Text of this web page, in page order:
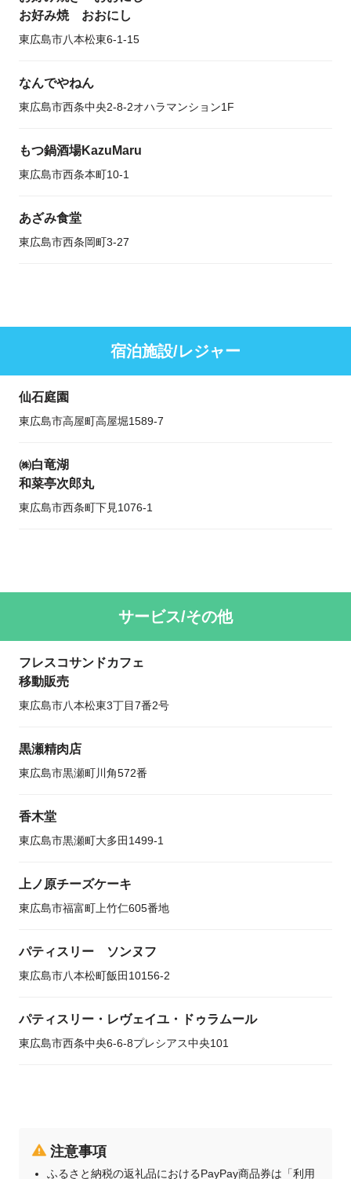
お好み焼 おおにし
東広島市八本松東6-1-15
なんでやねん
東広島市西条中央2-8-2オハラマンション1F
もつ鍋酒場KazuMaru
東広島市西条本町10-1
あざみ食堂
東広島市西条岡町3-27
宿泊施設/レジャー
仙石庭園
東広島市高屋町高屋堀1589-7
㈱白竜湖
和菜亭次郎丸
東広島市西条町下見1076-1
サービス/その他
フレスコサンドカフェ
移動販売
東広島市八本松東3丁目7番2号
黒瀬精肉店
東広島市黒瀬町川角572番
香木堂
東広島市黒瀬町大多田1499-1
上ノ原チーズケーキ
東広島市福富町上竹仁605番地
パティスリー ソンヌフ
東広島市八本松町飯田10156-2
パティスリー・レヴェイユ・ドゥラムール
東広島市西条中央6-6-8プレシアス中央101
注意事項
ふるさと納税の返礼品におけるPayPay商品券は「利用